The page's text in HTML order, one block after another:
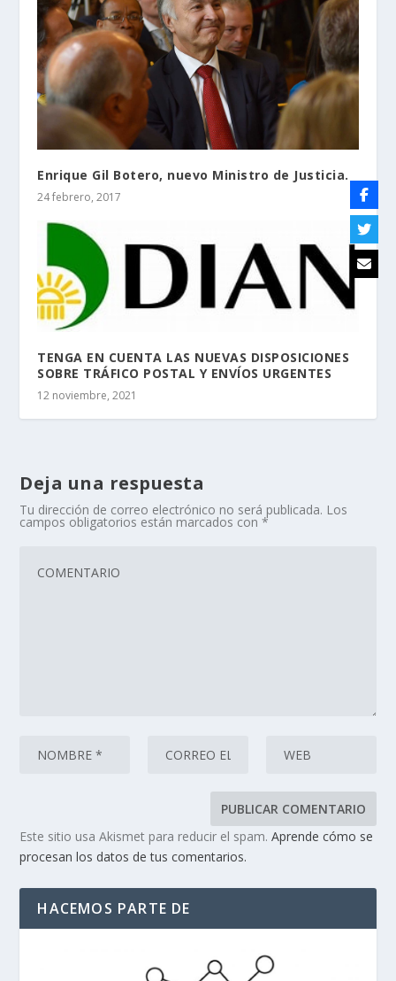
Enrique Gil Botero, nuevo Ministro de Justicia.
24 febrero, 2017
TENGA EN CUENTA LAS NUEVAS DISPOSICIONES
SOBRE TRÁFICO POSTAL Y ENVÍOS URGENTES
12 noviembre, 2021
Deja una respuesta
Tu dirección de correo electrónico no será publicada. Los
campos obligatorios están marcados con*
Este sitio usa Akismet para reducir el spam.Aprende cómo se
procesan los datos de tus comentarios.
HACEMOS PARTE DE